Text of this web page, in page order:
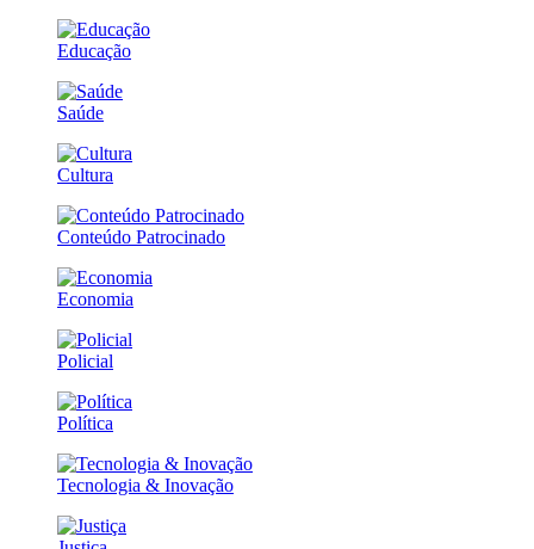
Educação
Saúde
Cultura
Conteúdo Patrocinado
Economia
Policial
Política
Tecnologia & Inovação